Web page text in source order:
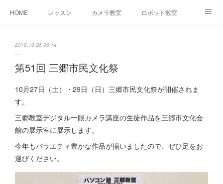
HOME レッスン カメラ教室 ロボット教室
2018.10.26 06:14
第51回 三郷市民文化祭
10月27日（土）・29日（日）三郷市民文化祭が開催されま
す。
三郷教室デジタル一眼カメラ講座の生徒作品を三郷市文化会
館の展示室に展示します。
今年もバラエティ豊かな作品が揃いましたので、ぜひ足をお
運びください。